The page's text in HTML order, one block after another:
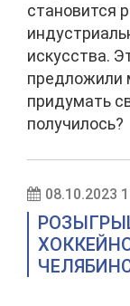
становится
искусства.
предложили
придумать
получилось?
08.10.2023